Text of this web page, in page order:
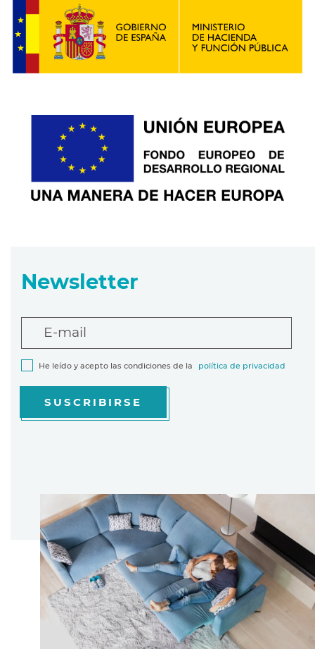
Newsletter
E-mail
He leído y acepto las condiciones de la política de privacidad
SUSCRIBIRSE